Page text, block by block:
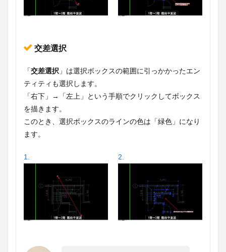
交差選択
「交差選択 」は選択ボックスの範囲に引っかかったエン
ティティも選択します。
「右下」→「左上」という手順でクリックしてボックス
を描きます。
このとき、選択ボックスのラインの色は「緑色」になり
ます。
1. 2.